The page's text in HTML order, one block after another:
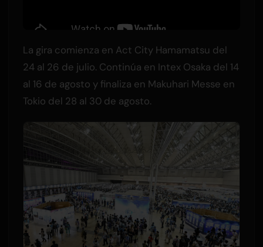
La gira comienza en Act City Hamamatsu del
24 al 26 de julio. Continúa en Intex Osaka del 14
al 16 de agosto y finaliza en Makuhari Messe en
Tokio del 28 al 30 de agosto.